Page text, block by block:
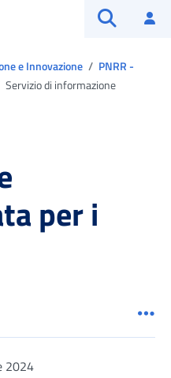
e Innovazione
PNRR -
Servizio di informazione
per i
2024